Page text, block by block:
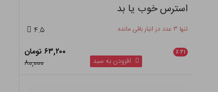
استرس خوب یا بد
تنها ۳ عدد در انبار باقی مانده ۴.۵
۲۱ ٪
۶۳,۲۰۰ تومان
۸۰,۰۰۰
افزودن به سبد